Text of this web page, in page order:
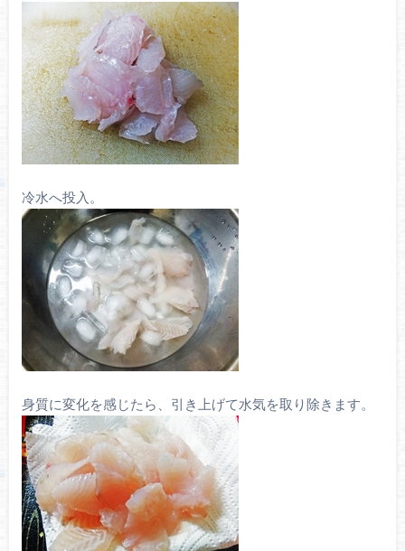
冷水へ投入。
身質に変化を感じたら、引き上げて水気を取り除きます。